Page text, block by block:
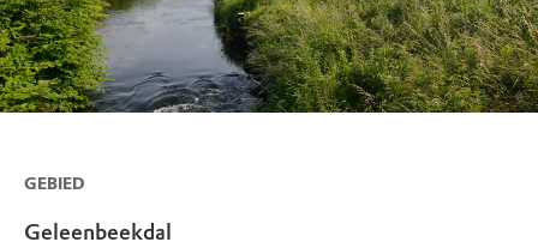
GEBIED
Geleenbeekdal